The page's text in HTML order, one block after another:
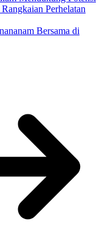
Perhelatan
Bersama di